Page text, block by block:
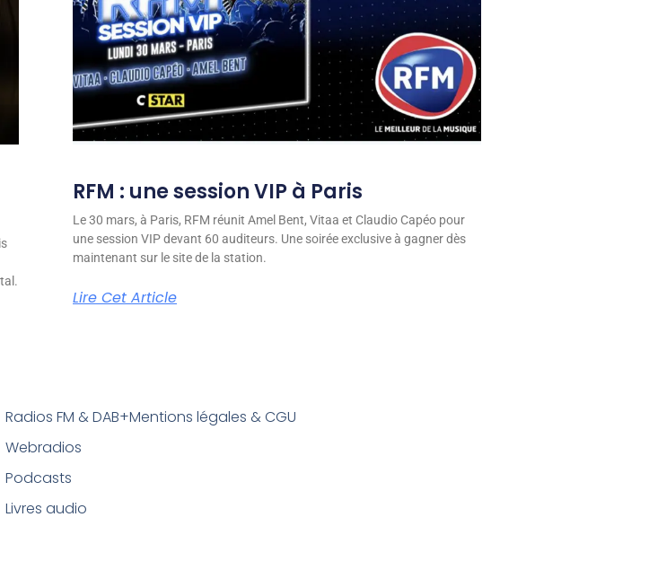
RFM : une session VIP à Paris
Le 30 mars, à Paris, RFM réunit Amel Bent, Vitaa et Claudio Capéo pour
une session VIP devant 60 auditeurs. Une soirée exclusive à gagner dès
maintenant sur le site de la station.
Lire Cet Article
Radios FM & DAB+
Webradios
Podcasts
Livres audio
Mentions légales & CGU